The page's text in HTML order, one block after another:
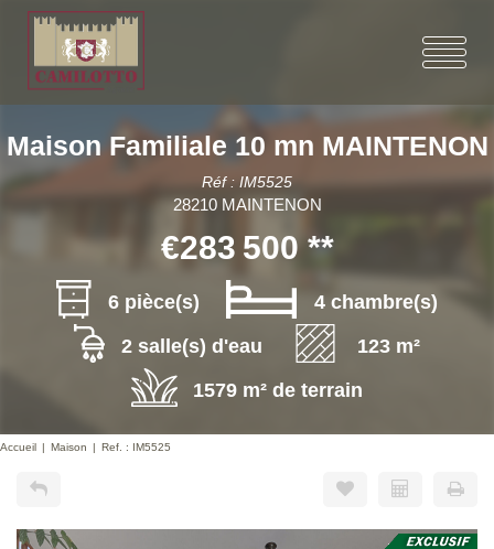
Maison Familiale 10 mn MAINTENON
Réf : IM5525
28210 MAINTENON
€283 500 **
6 pièce(s)
4 chambre(s)
2 salle(s) d'eau
123 m²
1579 m² de terrain
Accueil Maison Ref. : IM5525